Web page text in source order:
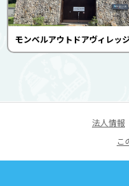
法人情報
こ